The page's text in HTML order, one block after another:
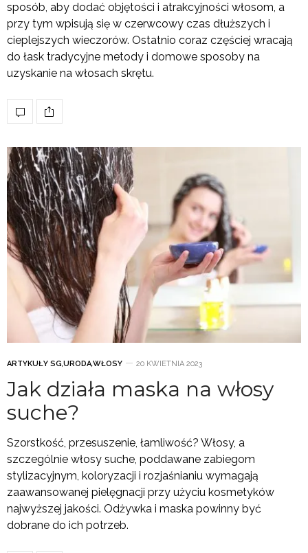
sposób, aby dodać objętości i atrakcyjności włosom, a
przy tym wpisują się w czerwcowy czas dłuższych i
cieplejszych wieczorów. Ostatnio coraz częściej wracają
do łask tradycyjne metody i domowe sposoby na
uzyskanie na włosach skrętu.
ARTYKUŁY SG,URODA,WŁOSY 20 KWIETNIA 2023
Jak działa maska na włosy
suche?
Szorstkość, przesuszenie, łamliwość? Włosy, a
szczególnie włosy suche, poddawane zabiegom
stylizacyjnym, koloryzacji i rozjaśnianiu wymagają
zaawansowanej pielęgnacji przy użyciu kosmetyków
najwyższej jakości. Odżywka i maska powinny być
dobrane do ich potrzeb.